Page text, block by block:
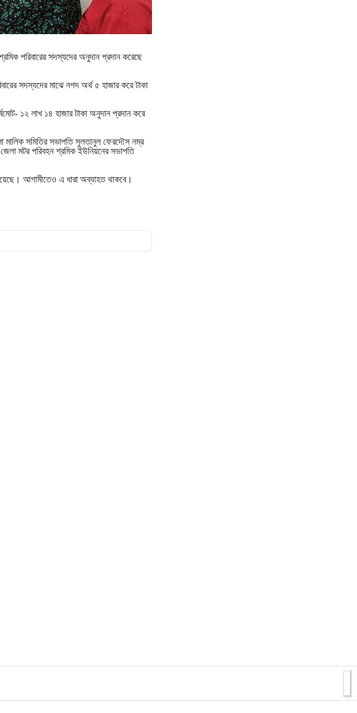
পরিবারের সদস্যদের অনুদান প্রদান করেছে
সদস্যদের মাঝে নগদ অর্থ ৫ হাজার করে টাকা
১২ লাখ ১৪ হাজার টাকা অনুদান প্রদান করে
মালিক সমিতির সভাপতি সুলতানুল ফেরদৌস নম্র
মটর পরিবহন শ্রমিক ইউনিয়নের সভাপতি
আগামীতেও এ ধারা অব্যাহত থাকবে।